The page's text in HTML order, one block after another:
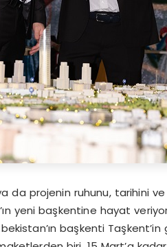
da projenin ruhunu, tarihini
yeni başkentine hayat
başkenti